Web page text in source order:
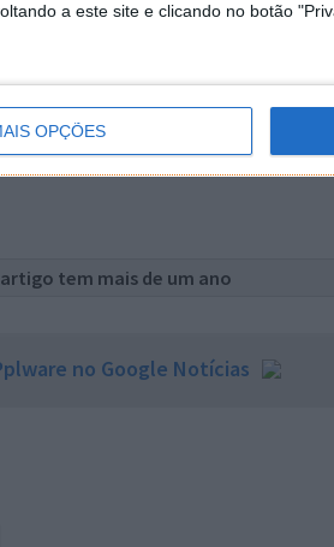
a este site e clicando no botão
OPÇÕES
sobre temas pertinentes, atuais e
leitores no mundo da
nosso país.
na caixa de comentários ou
tem mais de um ano
no Google Notícias